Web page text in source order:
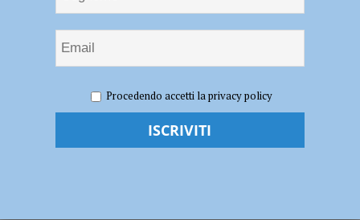
primi punti in campionato contro Calvisano
Rugby, Top10 – Lyons alla ricerca dei
Procedendo accetti la privacy policy